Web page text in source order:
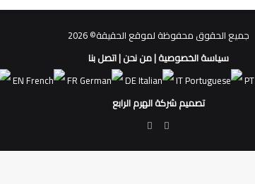
جميع الحقوق محفوظة لموقع الحقيقة© 2026
سياسة الخصوصية|من نحن|اتصل بنا
EN FR DE IT PT
تصميم شركة الهرم الرابع
فيسبوك